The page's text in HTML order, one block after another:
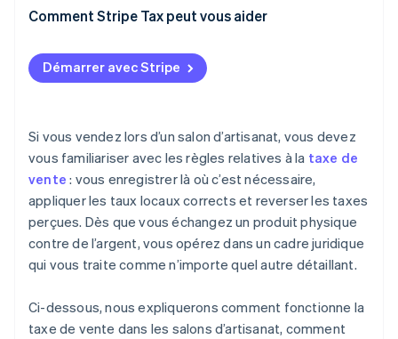
Comment Stripe Tax peut vous aider
Démarrer avec Stripe
Si vous vendez lors d’un salon d’artisanat, vous devez
vous familiariser avec les règles relatives à la taxe de
vente : vous enregistrer là où c’est nécessaire,
appliquer les taux locaux corrects et reverser les taxes
perçues. Dès que vous échangez un produit physique
contre de l’argent, vous opérez dans un cadre juridique
qui vous traite comme n’importe quel autre détaillant.
Ci-dessous, nous expliquerons comment fonctionne la
taxe de vente dans les salons d’artisanat, comment